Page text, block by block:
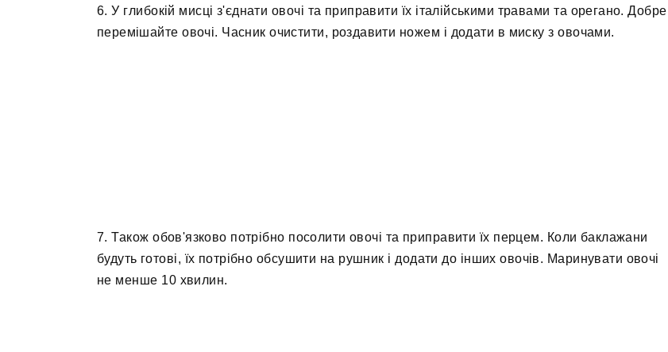
6. У глибокій мисці з'єднати овочі та приправити їх італійськими травами та орегано. Добре
перемішайте овочі. Часник очистити, роздавити ножем і додати в миску з овочами.
7. Також обов'язково потрібно посолити овочі та приправити їх перцем. Коли баклажани
будуть готові, їх потрібно обсушити на рушник і додати до інших овочів. Маринувати овочі
не менше 10 хвилин.